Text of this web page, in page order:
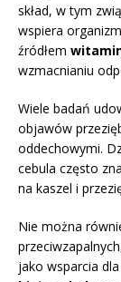
skład, w tym
wspiera
źródłem
wzmacnianiu
Wiele badań
objawów
oddechowymi.
cebula często
na kaszel i
Nie można
jako wsparcia